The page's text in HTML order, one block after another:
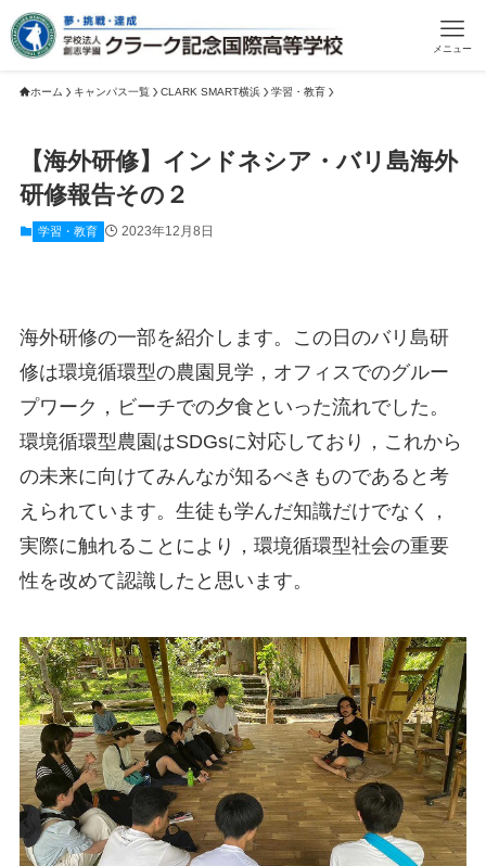
メニュー
ホーム キャンパス一覧 CLARK SMART横浜 学習・教育
【海外研修】インドネシア・バリ島海外
研修報告その２
学習・教育 2023年12月8日
海外研修の一部を紹介します。この日のバリ島研
修は環境循環型の農園見学，オフィスでのグルー
プワーク，ビーチでの夕食といった流れでした。
環境循環型農園はSDGsに対応しており，これから
の未来に向けてみんなが知るべきものであると考
えられています。生徒も学んだ知識だけでなく，
実際に触れることにより，環境循環型社会の重要
性を改めて認識したと思います。